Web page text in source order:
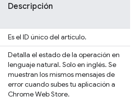
Descripción
Es el ID único del artículo.
Detalla el estado de la operación en
lenguaje natural. Solo en inglés. Se
muestran los mismos mensajes de
error cuando subes tu aplicación a
Chrome Web Store.